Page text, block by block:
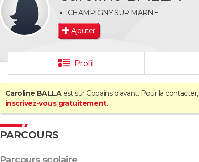
CHAMPIGNY SUR MARNE
Ajouter
Profil
Caroline BALLAest sur Copains d'avant. Pour la contacter,
inscrivez-vous gratuitement.
PARCOURS